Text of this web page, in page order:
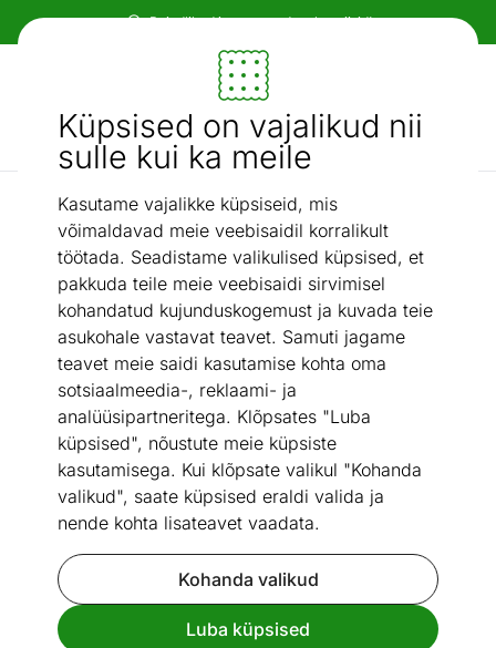
Küpsised on vajalikud nii
sulle kui ka meile
Kasutame vajalikke küpsiseid, mis
võimaldavad meie veebisaidil korralikult
töötada. Seadistame valikulised küpsised, et
pakkuda teile meie veebisaidi sirvimisel
kohandatud kujunduskogemust ja kuvada teie
asukohale vastavat teavet. Samuti jagame
teavet meie saidi kasutamise kohta oma
sotsiaalmeedia-, reklaami- ja
analüüsipartneritega. Klõpsates "Luba
küpsised", nõustute meie küpsiste
kasutamisega. Kui klõpsate valikul "Kohanda
valikud", saate küpsised eraldi valida ja
nende kohta lisateavet vaadata.
Kohanda valikud
Luba küpsised
Paindlikud ja mugavad makseviisid!
Mööbel ja sisustus - ON24
Otsi...
AI otsing
Kodukontor / Reguleeritava kõrgusega kirjutuslaud Baru
Vaata sarnaseid